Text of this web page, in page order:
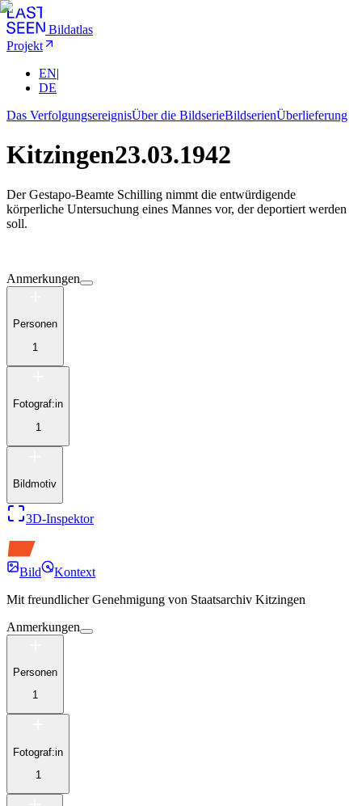
Bildatlas
Projekt
EN|
DE
Das VerfolgungsereignisÜber die BildserieBildserienÜberlieferung
Kitzingen23.03.1942
Der Gestapo-Beamte Schilling nimmt die entwürdigende
körperliche Untersuchung eines Mannes vor, der deportiert werden
soll.
Anmerkungen
Personen
1
Fotograf:in
1
Bildmotiv
3D-Inspektor
Bild
Kontext
Mit freundlicher Genehmigung von Staatsarchiv Kitzingen
Anmerkungen
Personen
1
Fotograf:in
1